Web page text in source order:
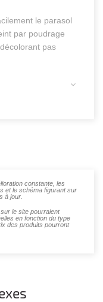
le parasol
par poudrage
pas
constante, les
et le schéma figurant sur
à jour.
le site pourraient
en fonction du type
des produits pourront